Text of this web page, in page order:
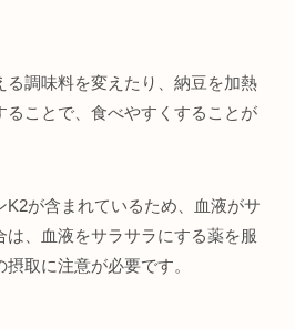
る調味料を変えたり、納豆を加熱
ることで、食べやすくすることが
K2が含まれているため、血液がサ
は、血液をサラサラにする薬を服
取に注意が必要です。